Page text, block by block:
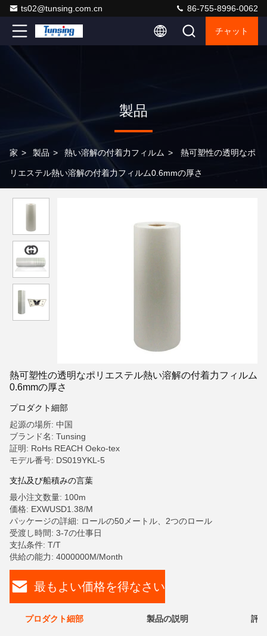
ts02@tunsing.com.cn 86-755-8996-0062
チャット
製品
家 > 製品 > 熱い溶解の付着力フィルム > 熱可塑性の透明なポ
リエステル熱い溶解の付着力フィルム0.6mmの厚さ
熱可塑性の透明なポリエステル熱い溶解の付着力フィルム
0.6mmの厚さ
プロダクト細部
起源の場所: 中国
ブランド名: Tunsing
証明: RoHs REACH Oeko-tex
モデル番号: DS019YKL-5
支払及び船積みの言葉
最小注文数量: 100m
価格: EXWUSD1.38/M
パッケージの詳細: ロールの50メートル、2つのロール
受渡し時間: 3-7の仕事日
支払条件: T/T
供給の能力: 4000000M/Month
最もよい価格を得なさい
プロダクト細部 製品の説明 評